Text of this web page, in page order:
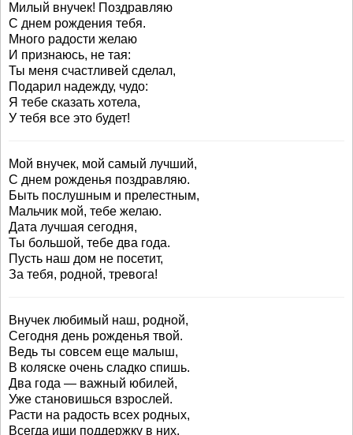
Милый внучек! Поздравляю
С днем рождения тебя.
Много радости желаю
И признаюсь, не тая:
Ты меня счастливей сделал,
Подарил надежду, чудо:
Я тебе сказать хотела,
У тебя все это будет!
Мой внучек, мой самый лучший,
С днем рожденья поздравляю.
Быть послушным и прелестным,
Мальчик мой, тебе желаю.
Дата лучшая сегодня,
Ты большой, тебе два года.
Пусть наш дом не посетит,
За тебя, родной, тревога!
Внучек любимый наш, родной,
Сегодня день рожденья твой.
Ведь ты совсем еще малыш,
В коляске очень сладко спишь.
Два года — важный юбилей,
Уже становишься взрослей.
Расти на радость всех родных,
Всегда ищи поддержку в них.